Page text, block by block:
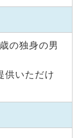
の独身の男
供いただけ